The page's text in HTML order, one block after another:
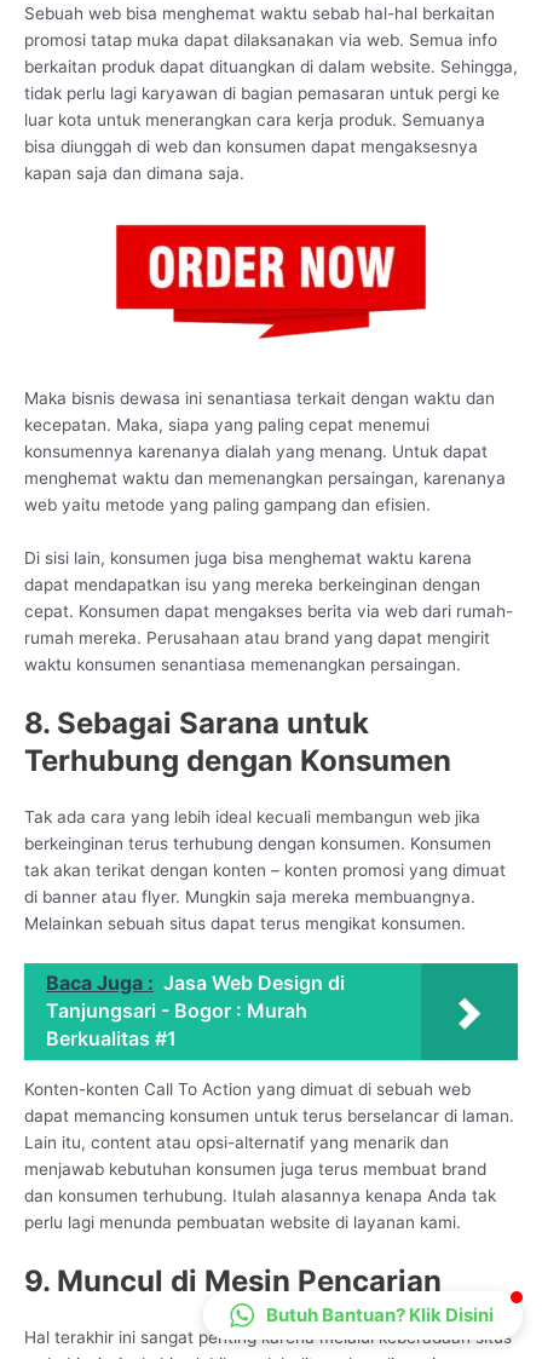
Sebuah web bisa menghemat waktu sebab hal-hal berkaitan
promosi tatap muka dapat dilaksanakan via web. Semua info
berkaitan produk dapat dituangkan di dalam website. Sehingga,
tidak perlu lagi karyawan di bagian pemasaran untuk pergi ke
luar kota untuk menerangkan cara kerja produk. Semuanya
bisa diunggah di web dan konsumen dapat mengaksesnya
kapan saja dan dimana saja.
Maka bisnis dewasa ini senantiasa terkait dengan waktu dan
kecepatan. Maka, siapa yang paling cepat menemui
konsumennya karenanya dialah yang menang. Untuk dapat
menghemat waktu dan memenangkan persaingan, karenanya
web yaitu metode yang paling gampang dan efisien.
Di sisi lain, konsumen juga bisa menghemat waktu karena
dapat mendapatkan isu yang mereka berkeinginan dengan
cepat. Konsumen dapat mengakses berita via web dari rumah-
rumah mereka. Perusahaan atau brand yang dapat mengirit
waktu konsumen senantiasa memenangkan persaingan.
8. Sebagai Sarana untuk
Terhubung dengan Konsumen
Tak ada cara yang lebih ideal kecuali membangun web jika
berkeinginan terus terhubung dengan konsumen. Konsumen
tak akan terikat dengan konten – konten promosi yang dimuat
di banner atau flyer. Mungkin saja mereka membuangnya.
Melainkan sebuah situs dapat terus mengikat konsumen.
Baca Juga : Jasa Web Design di
Tanjungsari - Bogor : Murah
Berkualitas #1
Konten-konten Call To Action yang dimuat di sebuah web
dapat memancing konsumen untuk terus berselancar di laman.
Lain itu, content atau opsi-alternatif yang menarik dan
menjawab kebutuhan konsumen juga terus membuat brand
dan konsumen terhubung. Itulah alasannya kenapa Anda tak
perlu lagi menunda pembuatan website di layanan kami.
9. Muncul di Mesin Pencarian
Hal terakhir ini sangat penting karena melalui keberadaan situs
CS Lenteraweb
Online
Butuh Bantuan? Klik Disini